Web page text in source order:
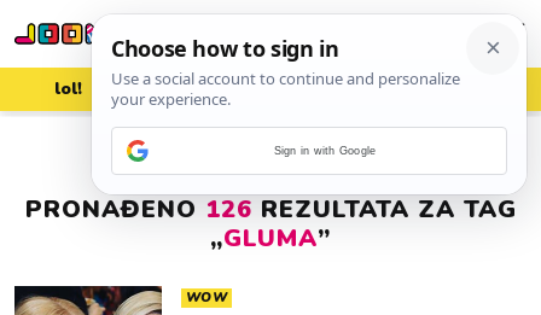
lol! aww vrh! woot?!
PRONAĐENO 126 REZULTATA ZA TAG
„GLUMA”
WOW
Sign in with Google